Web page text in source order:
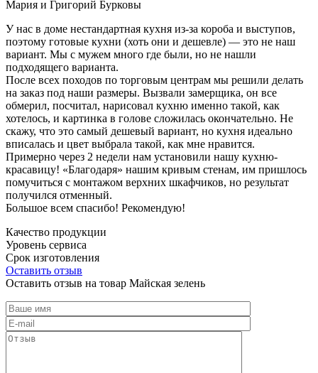
Мария и Григорий Бурковы
У нас в доме нестандартная кухня из-за короба и выступов,
поэтому готовые кухни (хоть они и дешевле) — это не наш
вариант. Мы с мужем много где были, но не нашли
подходящего варианта.
После всех походов по торговым центрам мы решили делать
на заказ под наши размеры. Вызвали замерщика, он все
обмерил, посчитал, нарисовал кухню именно такой, как
хотелось, и картинка в голове сложилась окончательно. Не
скажу, что это самый дешевый вариант, но кухня идеально
вписалась и цвет выбрала такой, как мне нравится.
Примерно через 2 недели нам установили нашу кухню-
красавицу! «Благодаря» нашим кривым стенам, им пришлось
помучиться с монтажом верхних шкафчиков, но результат
получился отменный.
Большое всем спасибо! Рекомендую!
Качество продукции
Уровень сервиса
Срок изготовления
Оставить отзыв
Оставить отзыв на товар Майская зелень